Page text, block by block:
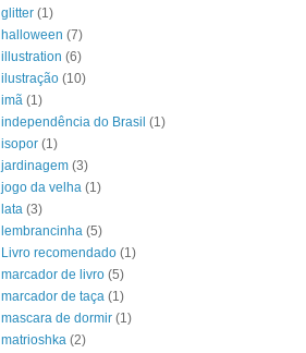
glitter (1)
halloween (7)
illustration (6)
ilustração (10)
imã (1)
independência do Brasil (1)
isopor (1)
jardinagem (3)
jogo da velha (1)
lata (3)
lembrancinha (5)
Livro recomendado (1)
marcador de livro (5)
marcador de taça (1)
mascara de dormir (1)
matrioshka (2)